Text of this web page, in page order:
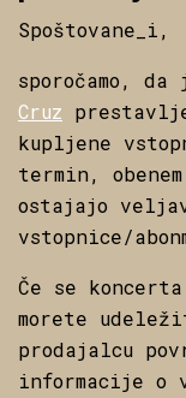
Spoštovane_i,
sporočamo,
Cruz
kupljene
termin,
ostajajo
vstopnice/
Če se
morete
prodajalcu
informacije o